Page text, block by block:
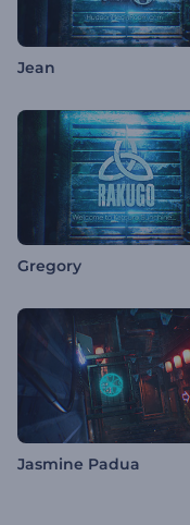
Jean
Gregory
Jasmine Padua